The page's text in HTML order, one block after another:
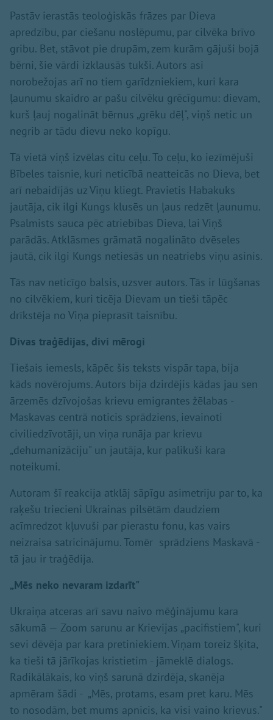
Pastāv ierastās teoloģiskās frāzes par Dieva
apredzību, par ciešanu noslēpumu, par cilvēka brīvo
gribu. Bet, stāvot pie drupām, zem kurām gājuši bojā
bērni, šie vārdi izklausās tukši. Autors asi
norobežojas arī no tiem garīdzniekiem, kuri kara
ļaunumu skaidro ar pašu cilvēku grēcīgumu: dievam,
kurš ļauj nogalināt bērnus „grēku dēļ", viņš netic un
negrib ar tādu dievu neko kopīgu.
Tā vietā viņš izvēlas citu ceļu. To ceļu, ko iezīmējuši
Bībeles taisnie, kuri neticībā neatteicās no Dieva, bet
arī nebaidījās uz Viņu kliegt. Pravietis Habakuks
jautāja, cik ilgi Kungs klusēs un ļaus redzēt ļaunumu.
Psalmists sauca pēc atriebības Dieva, lai Viņš
parādās. Atklāsmes grāmatā nogalināto dvēseles
jautā, cik ilgi Kungs netiesās un neatriebs viņu asinis.
Tās nav neticīgo balsis, uzsver autors. Tās ir lūgšanas
no cilvēkiem, kuri ticēja Dievam un tieši tāpēc
drīkstēja no Viņa pieprasīt taisnību.
Divas traģēdijas, divi mērogi
Tiešais iemesls, kāpēc šis teksts vispār tapa, bija
kāds novērojums. Autors bija dzirdējis kādas jau sen
ārzemēs dzīvojošas krievu emigrantes žēlabas -
Maskavas centrā noticis sprādziens, ievainoti
civiliedzīvotāji, un viņa runāja par krievu
„dehumanizāciju" un jautāja, kur palikuši kara
noteikumi.
Autoram šī reakcija atklāj sāpīgu asimetriju par to, ka
raķešu triecieni Ukrainas pilsētām daudziem
acīmredzot kļuvuši par pierastu fonu, kas vairs
neizraisa satricinājumu. Tomēr sprādziens Maskavā -
tā jau ir traģēdija.
„Mēs neko nevaram izdarīt"
Ukraiņa atceras arī savu naivo mēģinājumu kara
sākumā — Zoom sarunu ar Krievijas „pacifistiem", kuri
sevi dēvēja par kara pretiniekiem. Viņam toreiz šķita,
ka tieši tā jārīkojas kristietim - jāmeklē dialogs.
Radikālākais, ko viņš sarunā dzirdēja, skanēja
apmēram šādi - „Mēs, protams, esam pret karu. Mēs
to nosodām, bet mums apnicis, ka visi vaino krievus."